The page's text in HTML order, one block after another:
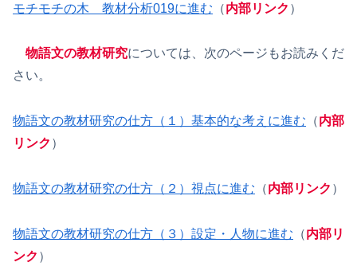
モチモチの木 教材分析019に進む （内部リンク ）
物語文の教材研究については、次のページもお読みくだ
さい。
物語文の教材研究の仕方（１）基本的な考えに進む （内部
リンク ）
物語文の教材研究の仕方（２）視点に進む （内部リンク ）
物語文の教材研究の仕方（３）設定・人物に進む （内部リ
ンク ）